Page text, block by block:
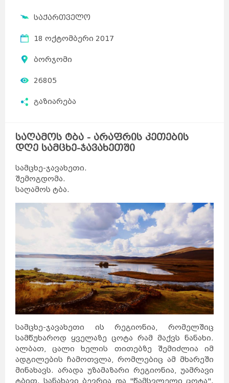
საქართველო
18 ოქტომბერი 2017
ბორჯომი
26805
გაზიარება
საღამოს ტბა - არაფრის კეთების
დღე სამცხე-ჯავახეთში
სამცხე-ჯავახეთი.
შემოგდომა.
საღამოს ტბა.
სამცხე-ჯავახეთი ის რეგიონია, რომელშიც
სამწუხაროდ ყველაზე ცოტა რამ მაქვს ნანახი.
ალბათ, ცალი ხელის თითებზე შემიძლია იმ
ადგილების ჩამოთვლა, რომლებიც ამ მხარეში
მინახავს. არადა უზამაზარი რეგიონია, უამრავი